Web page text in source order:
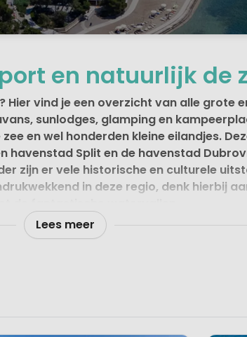
en natuurlijk de
Hier vind je een overzicht van alle grote
sunlodges, glampingen
en wel honderden kleine eilandjes.
Split en de havenstad
zijn er vele historische en culturele
in deze regio, denk hierbij
aan een prachtige blauwe zee is
Kroatië vormt. Het omvat een lange
Lees meer